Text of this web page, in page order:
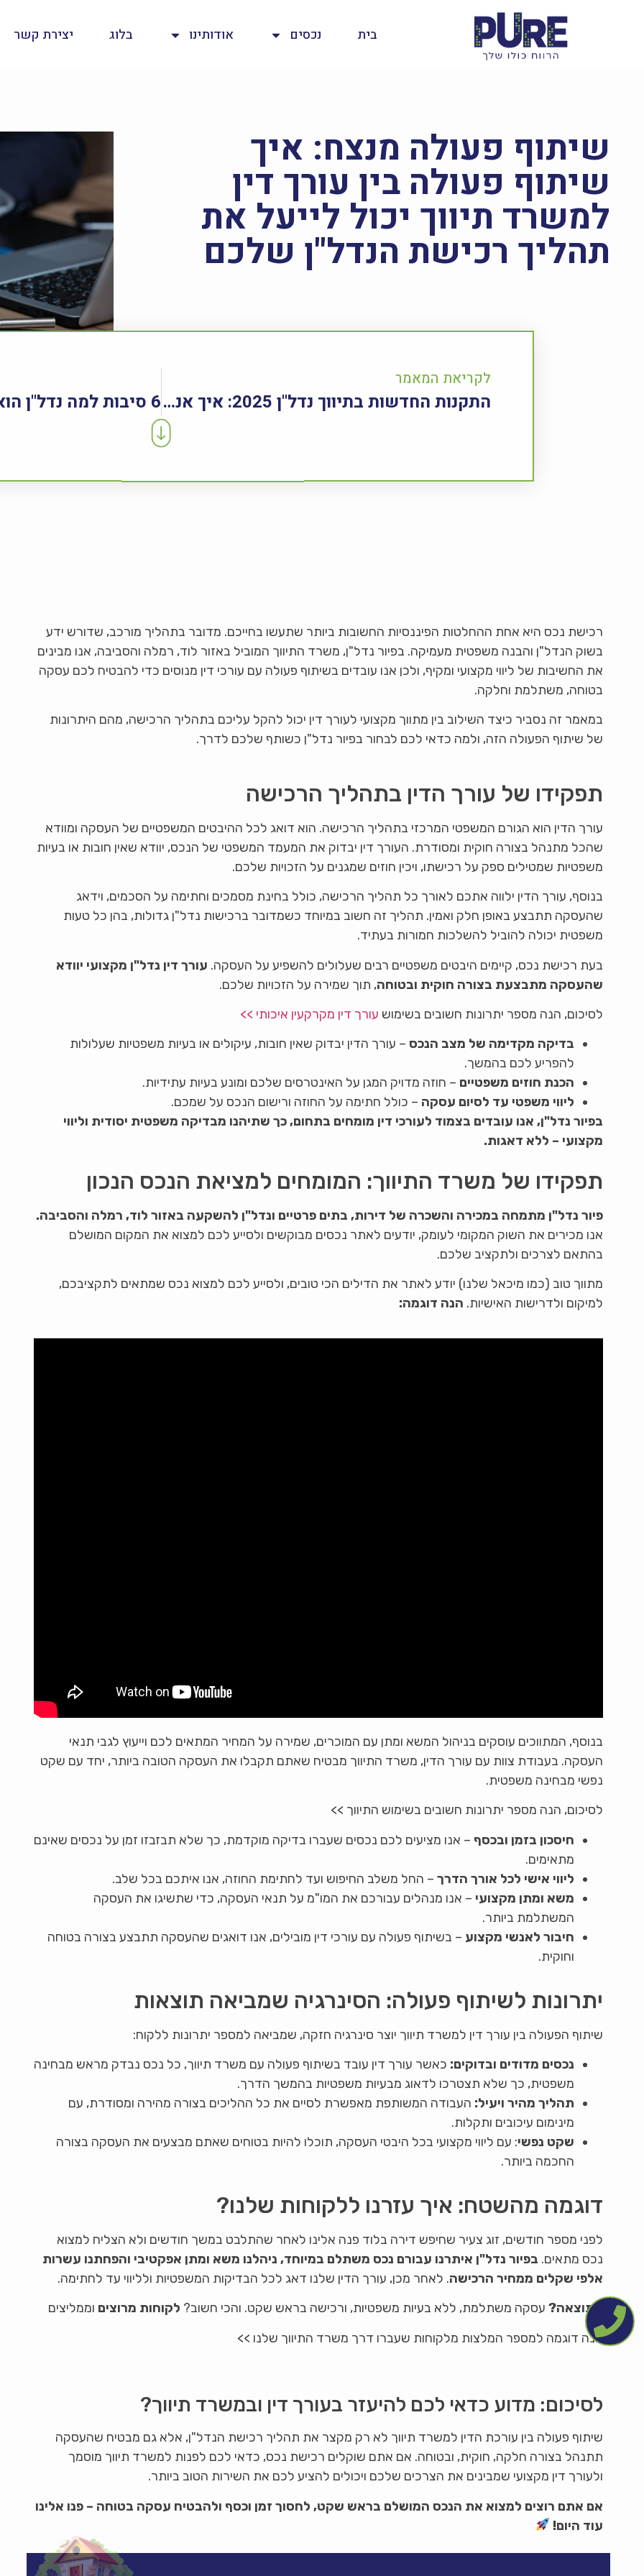
בית נכסים אודותינו בלוג יצירת קשר
שיתוף פעולה מנצח: איך
שיתוף פעולה בין עורך דין
למשרד תיווך יכול לייעל את
תהליך רכישת הנדל"ן שלכם
לקריאת המאמר
התקנות החדשות בתיווך נדל"ן 2025: איך אנחנו מבטיחים שירות הוגן, שקוף ומקצועי
רכישת נכס היא אחת ההחלטות הפיננסיות החשובות ביותר שתעשו בחייכם. מדובר בתהליך מורכב, שדורש ידע
בשוק הנדל"ן והבנה משפטית מעמיקה. בפיור נדל"ן, משרד התיווך המוביל באזור לוד, רמלה והסביבה, אנו מבינים
את החשיבות של ליווי מקצועי ומקיף, ולכן אנו עובדים בשיתוף פעולה עם עורכי דין מנוסים כדי להבטיח לכם עסקה
בטוחה, משתלמת וחלקה.
במאמר זה נסביר כיצד השילוב בין מתווך מקצועי לעורך דין יכול להקל עליכם בתהליך הרכישה, מהם היתרונות
של שיתוף הפעולה הזה, ולמה כדאי לכם לבחור בפיור נדל"ן כשותף שלכם לדרך.
תפקידו של עורך הדין בתהליך הרכישה
עורך הדין הוא הגורם המשפטי המרכזי בתהליך הרכישה. הוא דואג לכל ההיבטים המשפטיים של העסקה ומוודא
שהכל מתנהל בצורה חוקית ומסודרת. העורך דין יבדוק את המעמד המשפטי של הנכס, יוודא שאין חובות או בעיות
משפטיות שמטילים ספק על רכישתו, ויכין חוזים שמגנים על הזכויות שלכם.
בנוסף, עורך הדין ילווה אתכם לאורך כל תהליך הרכישה, כולל בחינת מסמכים וחתימה על הסכמים, וידאג
שהעסקה תתבצע באופן חלק ואמין. תהליך זה חשוב במיוחד כשמדובר ברכישות נדל"ן גדולות, בהן כל טעות
משפטית יכולה להוביל להשלכות חמורות בעתיד.
בעת רכישת נכס, קיימים היבטים משפטיים רבים שעלולים להשפיע על העסקה. עורך דין נדל"ן מקצועי יוודא
שהעסקה מתבצעת בצורה חוקית ובטוחה, תוך שמירה על הזכויות שלכם.
לסיכום, הנה מספר יתרונות חשובים בשימוש עורך דין מקרקעין איכותי >>
בדיקה מקדימה של מצב הנכס – עורך הדין יבדוק שאין חובות, עיקולים או בעיות משפטיות שעלולות
להפריע לכם בהמשך.
הכנת חוזים משפטיים – חוזה מדויק המגן על האינטרסים שלכם ומונע בעיות עתידיות.
ליווי משפטי עד לסיום עסקה – כולל חתימה על החוזה ורישום הנכס על שמכם.
בפיור נדל"ן, אנו עובדים בצמוד לעורכי דין מומחים בתחום, כך שתיהנו מבדיקה משפטית יסודית וליווי
מקצועי – ללא דאגות.
תפקידו של משרד התיווך: המומחים למציאת הנכס הנכון
פיור נדל"ן מתמחה במכירה והשכרה של דירות, בתים פרטיים ונדל"ן להשקעה באזור לוד, רמלה והסביבה.
אנו מכירים את השוק המקומי לעומק, יודעים לאתר נכסים מבוקשים ולסייע לכם למצוא את המקום המושלם
בהתאם לצרכים ולתקציב שלכם.
מתווך טוב (כמו מיכאל שלנו) יודע לאתר את הדילים הכי טובים, ולסייע לכם למצוא נכס שמתאים לתקציבכם,
למיקום ולדרישות האישיות. הנה דוגמה:
בנוסף, המתווכים עוסקים בניהול המשא ומתן עם המוכרים, שמירה על המחיר המתאים לכם וייעוץ לגבי תנאי
העסקה. בעבודת צוות עם עורך הדין, משרד התיווך מבטיח שאתם תקבלו את העסקה הטובה ביותר, יחד עם שקט
נפשי מבחינה משפטית.
לסיכום, הנה מספר יתרונות חשובים בשימוש התיווך >>
חיסכון בזמן ובכסף – אנו מציעים לכם נכסים שעברו בדיקה מוקדמת, כך שלא תבזבזו זמן על נכסים שאינם
מתאימים.
ליווי אישי לכל אורך הדרך – החל משלב החיפוש ועד לחתימת החוזה, אנו איתכם בכל שלב.
משא ומתן מקצועי – אנו מנהלים עבורכם את המו"מ על תנאי העסקה, כדי שתשיגו את העסקה
המשתלמת ביותר.
חיבור לאנשי מקצוע – בשיתוף פעולה עם עורכי דין מובילים, אנו דואגים שהעסקה תתבצע בצורה בטוחה
וחוקית.
יתרונות לשיתוף פעולה: הסינרגיה שמביאה תוצאות
שיתוף הפעולה בין עורך דין למשרד תיווך יוצר סינרגיה חזקה, שמביאה למספר יתרונות ללקוח:
נכסים מדודים ובדוקים: כאשר עורך דין עובד בשיתוף פעולה עם משרד תיווך, כל נכס נבדק מראש מבחינה
משפטית, כך שלא תצטרכו לדאוג מבעיות משפטיות בהמשך הדרך.
תהליך מהיר ויעיל: העבודה המשותפת מאפשרת לסיים את כל ההליכים בצורה מהירה ומסודרת, עם
מינימום עיכובים ותקלות.
שקט נפשי: עם ליווי מקצועי בכל היבטי העסקה, תוכלו להיות בטוחים שאתם מבצעים את העסקה בצורה
החכמה ביותר.
דוגמה מהשטח: איך עזרנו ללקוחות שלנו?
לפני מספר חודשים, זוג צעיר שחיפש דירה בלוד פנה אלינו לאחר שהתלבט במשך חודשים ולא הצליח למצוא
נכס מתאים. בפיור נדל"ן איתרנו עבורם נכס משתלם במיוחד, ניהלנו משא ומתן אפקטיבי והפחתנו עשרות
אלפי שקלים ממחיר הרכישה. לאחר מכן, עורך הדין שלנו דאג לכל הבדיקות המשפטיות ולליווי עד לחתימה.
התוצאה? עסקה משתלמת, ללא בעיות משפטיות, ורכישה בראש שקט. והכי חשוב? לקוחות מרוצים וממליצים
הנה דוגמה למספר המלצות מלקוחות שעברו דרך משרד התיווך שלנו >>
לסיכום: מדוע כדאי לכם להיעזר בעורך דין ובמשרד תיווך?
שיתוף פעולה בין עורכת הדין למשרד תיווך לא רק מקצר את תהליך רכישת הנדל"ן, אלא גם מבטיח שהעסקה
תתנהל בצורה חלקה, חוקית, ובטוחה. אם אתם שוקלים רכישת נכס, כדאי לכם לפנות למשרד תיווך מוסמך
ולעורך דין מקצועי שמבינים את הצרכים שלכם ויכולים להציע לכם את השירות הטוב ביותר.
אם אתם רוצים למצוא את הנכס המושלם בראש שקט, לחסוך זמן וכסף ולהבטיח עסקה בטוחה – פנו אלינו
עוד היום!